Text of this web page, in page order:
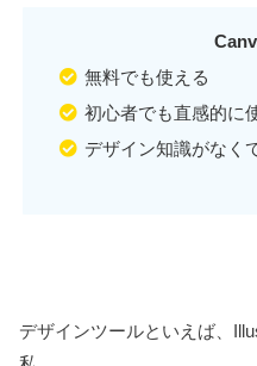
無料でも使える
初心者でも直感的に
デザイン知識がなく
デザインツールといえば、